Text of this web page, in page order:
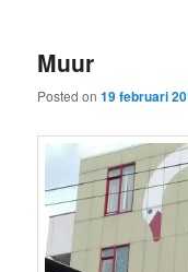
content
content
Muur
Posted on19 februari